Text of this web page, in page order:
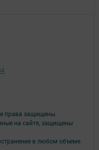
права защищены.
на сайте, защищены
в любом объеме